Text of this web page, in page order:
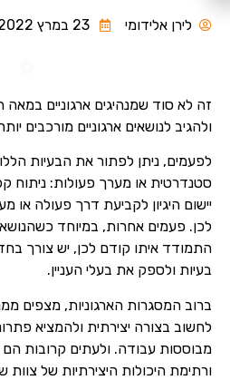
לירן אלידומי 23 במרץ 2022
ולהגיב לנושאים ארגוניים מורכבים
לפעמים, ניתן לפתור את הבעיות הללו
סטנדרטית או מערך פעולות: ניתוח
יישום היגיון לקביעת דרך פעולה
לכן. פעמים אחרות, במיוחד
התמודד איתו קודם לכן, יש צורך
בעיות ולספק את בעלי העניין.
ברוב המסגרות הארגוניות, מצפים
לחשוב בצורה יצירתית ולהמציא
מבוססות עבודה. ולעתים קרובות
ורתימת היכולות היצירתיות של צוות